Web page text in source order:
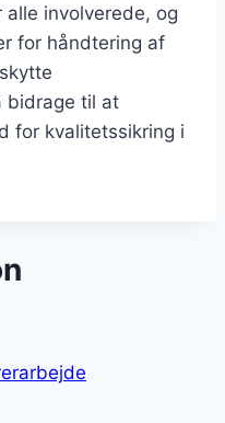
involverede, og
for håndtering af
bidrage til at
for kvalitetssikring i